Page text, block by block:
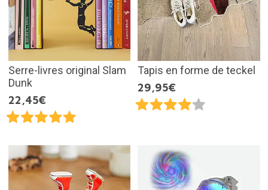
Serre-livres original Slam
Dunk
22,45€
Tapis en forme de teckel
29,95€